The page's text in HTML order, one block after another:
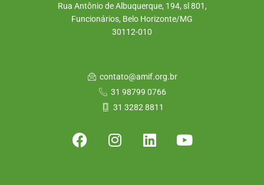
Rua Antônio de Albuquerque, 194, sl 801,
Funcionários, Belo Horizonte/MG
30112-010
contato@amif.org.br
31 98799 0766
31 3282 8811